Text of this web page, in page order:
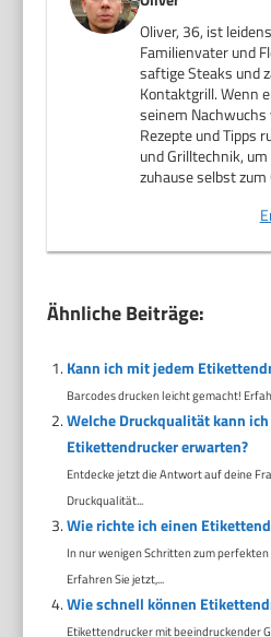
Oliver, 36, ist
Familienvater und
saftige Steaks und
Kontaktgrill. Wenn
seinem
Rezepte und Tipps
und Grilltechnik,
zuhause selbst
Ähnliche Beiträge:
Kann ich mit jedem
Barcodes drucken leicht gemacht!
Welche Druckqualität kann
Etikettendrucker erwarten?
Entdecke jetzt die Antwort auf deine
Druckqualität...
Wie richte ich einen
In nur wenigen Schritten zum
Erfahren Sie jetzt,...
Wie schnell können
Etikettendrucker mit beeindruckender